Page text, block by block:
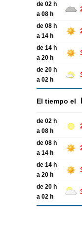
de 02 h
a 08 h
de 08 h
a 14 h
de 14 h
a 20 h
de 20 h
a 02 h
El tiempo el
de 02 h
a 08 h
de 08 h
a 14 h
de 14 h
a 20 h
de 20 h
a 02 h